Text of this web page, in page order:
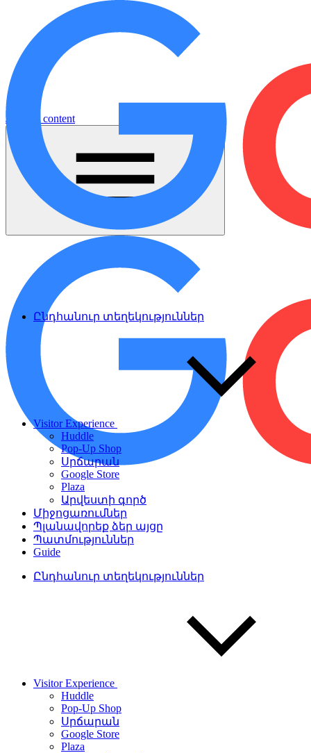
Jump to content
Ընդհանուր տեղեկություններ
Visitor Experience
Huddle
Pop-Up Shop
Սրճարան
Google Store
Plaza
Արվեստի գործ
Միջոցառումներ
Պլանավորեք ձեր այցը
Պատմություններ
Guide
Ընդհանուր տեղեկություններ
Visitor Experience
Huddle
Pop-Up Shop
Սրճարան
Google Store
Plaza